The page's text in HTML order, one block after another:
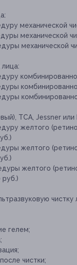
механической
механической
механической
TCA, Jessner или
желтого
желтого
желтого
руб.)
чистку
гелем;
чистки;